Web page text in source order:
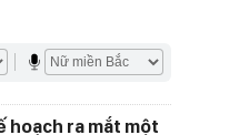
hoạch ra mắt một